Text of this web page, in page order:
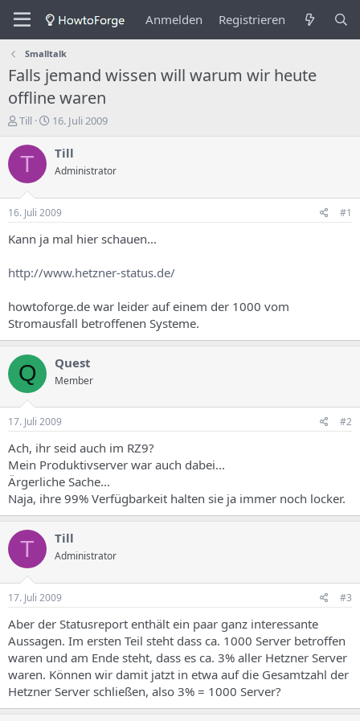
Anmelden Registrieren
Smalltalk
Falls jemand wissen will warum wir heute
offline waren
E
s
e
e
r
s
h
e
m
a
s
Till
E
s
e
l
u
n
d
t
u
m
16. Juli 2009
T Till
Administrator
16. Juli 2009 #1
Kann ja mal hier schauen...
http://www.hetzner-status.de/
howtoforge.de war leider auf einem der 1000 vom
Stromausfall betroffenen Systeme.
Q Quest
Member
17. Juli 2009 #2
Ach, ihr seid auch im RZ9?
Mein Produktivserver war auch dabei...
Ärgerliche Sache...
Naja, ihre 99% Verfügbarkeit halten sie ja immer noch locker.
T Till
Administrator
17. Juli 2009 #3
Aber der Statusreport enthält ein paar ganz interessante
Aussagen. Im ersten Teil steht dass ca. 1000 Server betroffen
waren und am Ende steht, dass es ca. 3% aller Hetzner Server
waren. Können wir damit jatzt in etwa auf die Gesamtzahl der
Hetzner Server schließen, also 3% = 1000 Server?